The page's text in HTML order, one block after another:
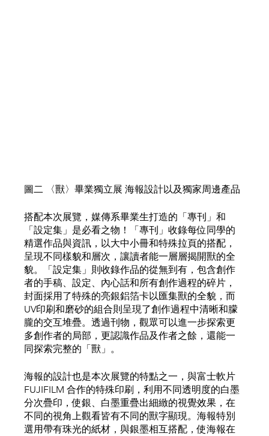
圖二 〈獸〉畢業獨立展 海報設計以及獨家周邊產品
搭配本次展覽，媒傳系畢業生打造的「專刊」和
「設定集」是必看之物！「專刊」收錄每位同學的
精選作品與資訊，以大中小冊和特殊拉頁的搭配，
呈現不同樣貌和層次，讓讀者能一層層揭開獸的全
貌。「設定集」則收錄作品的從無到有，包含創作
者的手稿、設定、內心話和所有創作過程的碎片，
封面採用了特殊的亮銀鋁箔卡以匯集獸的全貌，而
UV印刷和磨砂的組合則呈現了創作過程中清晰和朦
朧的交互堆疊。透過刊物，觀眾可以進一步探索更
多創作者的局部，更認識作品及作者之餘，還能一
同探索完整的「獸」。
海報的設計也是本次展覽的特點之一，與富士軟片
FUJIFILM 合作的特殊印刷，利用不同透明度的白墨
分次疊印，使銀、白墨重疊出細緻的視覺效果，在
不同的視角上觀看皆有不同的獸字顯現。海報特別
選用帶有珠光的紙材，與銀墨相互搭配，使海報在